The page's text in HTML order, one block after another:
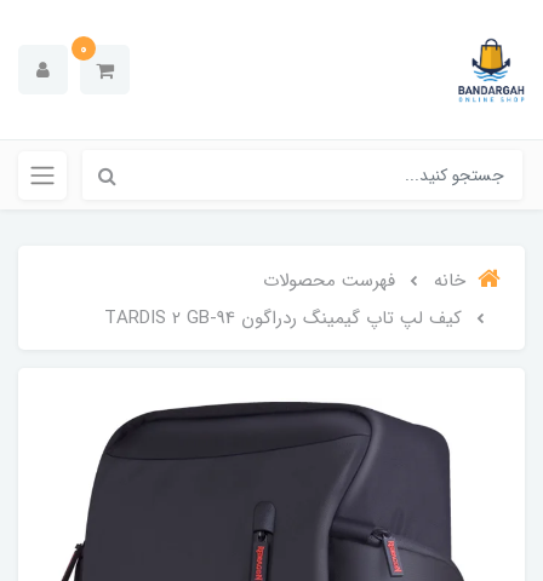
0
خانه
فهرست محصولات
کیف لپ تاپ گیمینگ ردراگون TARDIS 2 GB-94